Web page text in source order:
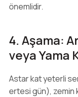
önemlidir.
4. Aşama:
veya Yama
Astar kat yeterli
ertesi gün), zemin